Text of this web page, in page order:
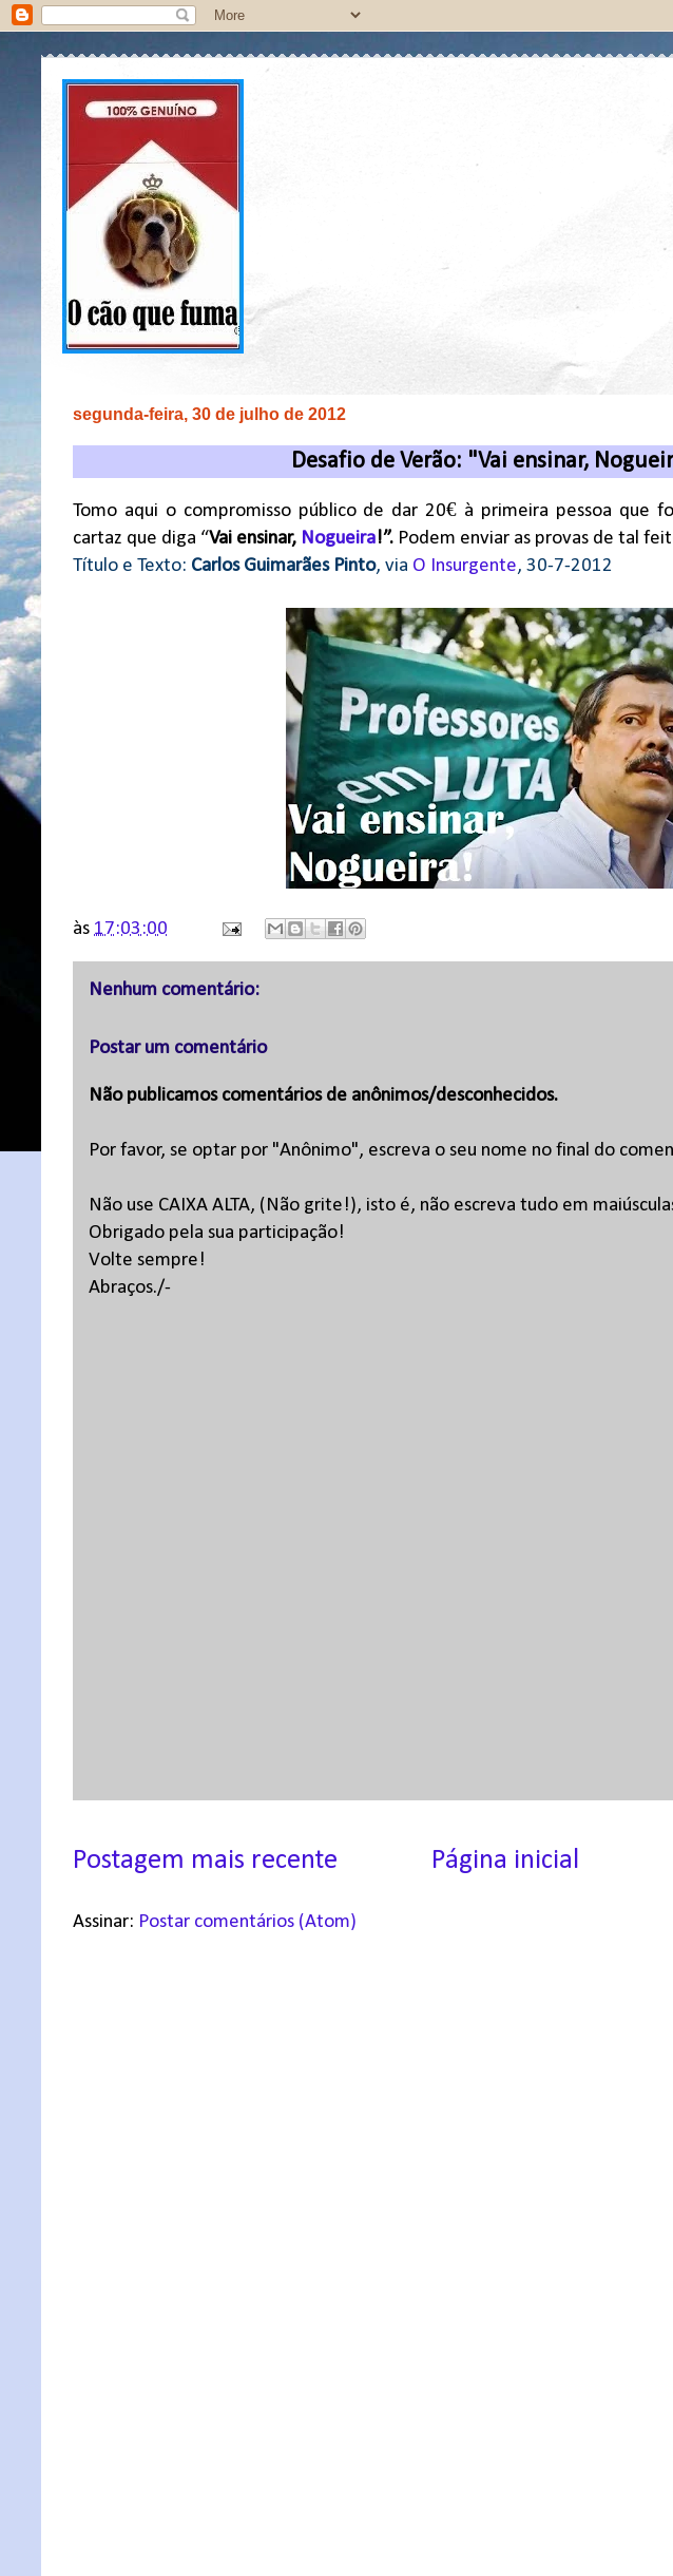
segunda-feira, 30 de julho de 2012
Desafio de Verão: "Vai ensinar,
Tomo aqui o compromisso público de dar 20€ à primeira pessoa que
cartaz que diga “Vai ensinar, Nogueira!”. Podem enviar as provas de tal
Título e Texto: Carlos Guimarães Pinto, via O Insurgente, 30-7-2012
às 17:03:00
Nenhum comentário:
Postar um comentário
Não publicamos comentários de anônimos/desconhecidos.
Por favor, se optar por "Anônimo", escreva o seu nome no final do
Não use CAIXA ALTA, (Não grite!), isto é, não escreva tudo em
Obrigado pela sua participação!
Volte sempre!
Abraços./-
Postagem mais recente Página inicial
Assinar: Postar comentários (Atom)